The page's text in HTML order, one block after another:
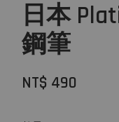
日本
鋼筆
NT$ 490